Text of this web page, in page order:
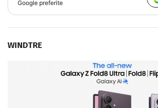
Google preferite
WINDTRE